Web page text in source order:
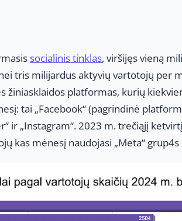
socialinis tinklas, viršijęs vieną
tris milijardus aktyvių vartotojų per
žiniasklaidos platformas, kurių
tai „Facebook“ (pagrindinė
ir „Instagram“. 2023 m. trečiąjį
kas mėnesį naudojasi „Meta“